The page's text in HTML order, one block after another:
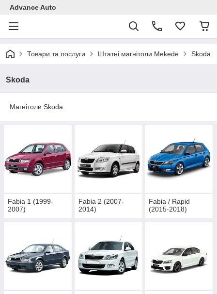
Advance Auto
Товари та послуги Штатні магнітоли Mekede Skoda
Skoda
Магнітоли Skoda
Fabia 1 (1999-
2007)
Fabia 2 (2007-
2014)
Fabia / Rapid
(2015-2018)